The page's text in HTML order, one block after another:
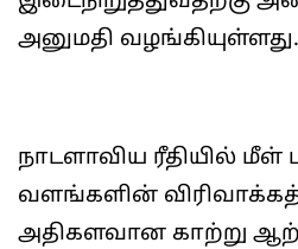
அனுமதி வழங்கியுள்ளது.
நாடளாவிய ரீதியில் மீள்
வளங்களின்
அதிகளவான காற்று